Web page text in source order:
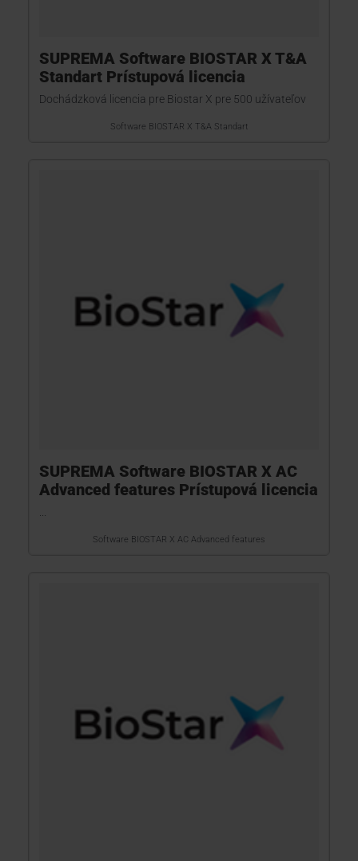
SUPREMA Software BIOSTAR X T&A
Standart Prístupová licencia
Dochádzková licencia pre Biostar X pre 500 užívateľov
Software BIOSTAR X T&A Standart
SUPREMA Software BIOSTAR X AC
Advanced features Prístupová licencia
Software BIOSTAR X AC Advanced features